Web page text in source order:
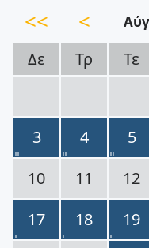
<< <
Δε Τρ Τε
3
4 5
10
11 12
17
18 19